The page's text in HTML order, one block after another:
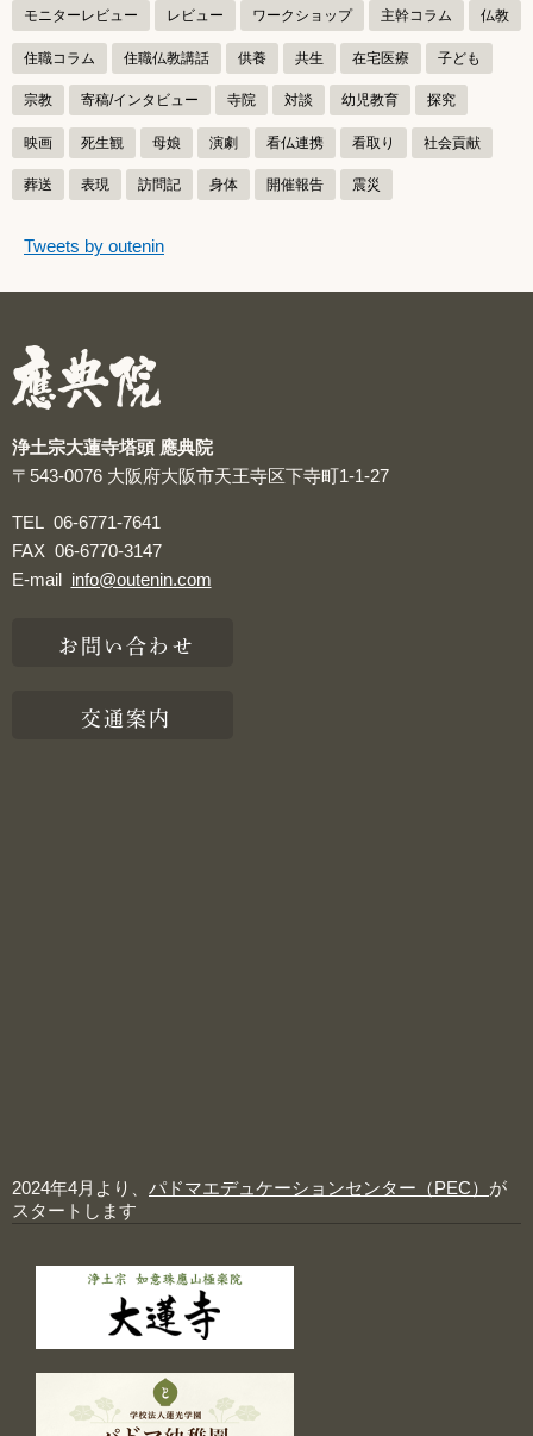
モニターレビュー レビュー ワークショップ 主幹コラム 仏教
住職コラム 住職仏教講話 供養 共生 在宅医療 子ども
宗教 寄稿/インタビュー 寺院 対談 幼児教育 探究
映画 死生観 母娘 演劇 看仏連携 看取り 社会貢献
葬送 表現 訪問記 身体 開催報告 震災
つぶやき
つぶやきをスキップする
Tweets by outenin
浄土宗大蓮寺塔頭 應典院
〒543-0076 大阪府大阪市天王寺区下寺町1-1-27
TEL 06-6771-7641
FAX 06-6770-3147
E-mail info@outenin.com
お問い合わせ
交通案内
2024年4月より、 パドマエデュケーションセンター（PEC） が
スタートします